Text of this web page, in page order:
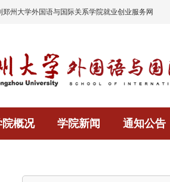
州大学外国语与国际关系学院就业创业服务网
院概况 学院新闻 通知公告